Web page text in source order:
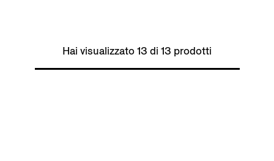
Hai visualizzato 13 di 13 prodotti